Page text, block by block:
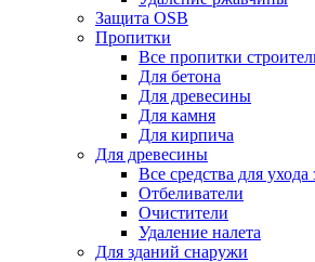
Защита OSB
Пропитки
Все пропитки
Для бетона
Для древесины
Для камня
Для кирпича
Для древесины
Все средства для ухода
Отбеливатели
Очистители
Удаление налета
Для зданий снаружи